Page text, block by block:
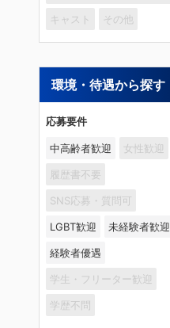
キャスト その他
環境・待遇から探す
応募要件
中高齢者歓迎 女性歓迎
履歴書不要
SNS応募・質問可
LGBT歓迎 未経験者歓迎
経験者優遇
学生・フリーター歓迎
学歴不問